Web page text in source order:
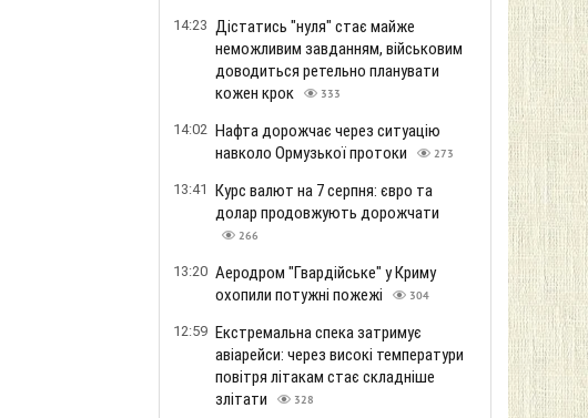
14:23 Дістатись "нуля" стає майже
неможливим завданням, військовим
доводиться ретельно планувати
кожен крок
333
14:02 Нафта дорожчає через ситуацію
навколо Ормузької протоки
273
13:41 Курс валют на 7 серпня: євро та
долар продовжують дорожчати
266
13:20 Аеродром "Гвардійське" у Криму
охопили потужні пожежі
304
12:59 Екстремальна спека затримує
авіарейси: через високі температури
повітря літакам стає складніше
злітати
328